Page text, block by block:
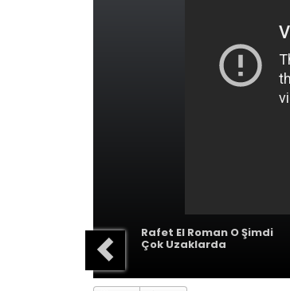
Rafet El Roman O Şimdi
Çok Uzaklarda